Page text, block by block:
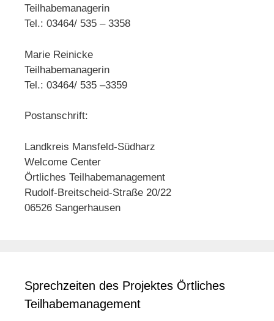
Teilhabemanagerin
Tel.: 03464/ 535 – 3358
Marie Reinicke
Teilhabemanagerin
Tel.: 03464/ 535 –3359
Postanschrift:
Landkreis Mansfeld-Südharz
Welcome Center
Örtliches Teilhabemanagement
Rudolf-Breitscheid-Straße 20/22
06526 Sangerhausen
Sprechzeiten des Projektes Örtliches
Teilhabemanagement